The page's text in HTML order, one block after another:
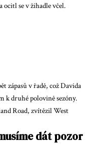
se v žihadle včel.
zápasů v řadě, což Davida
k druhé polovině sezóny.
Road, zvítězil West
dát pozor